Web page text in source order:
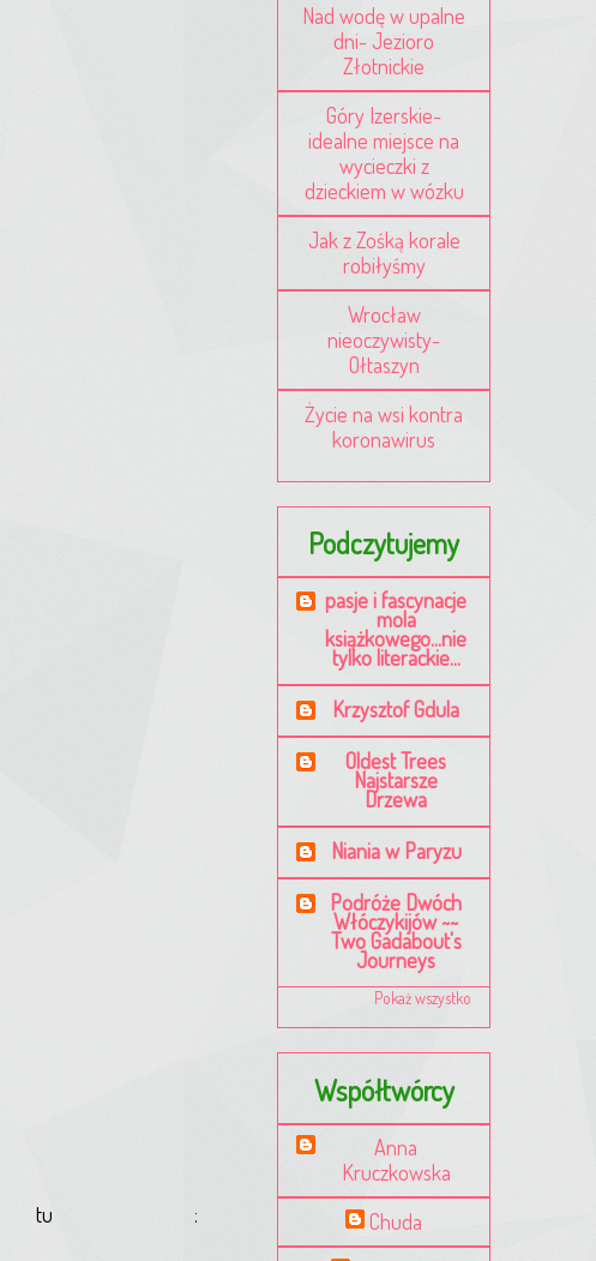
tu :
Nad wodę w upalne
dni- Jezioro
Złotnickie
Góry Izerskie-
idealne miejsce na
wycieczki z
dzieckiem w wózku
Jak z Zośką korale
robiłyśmy
Wrocław
nieoczywisty-
Ołtaszyn
Życie na wsi kontra
koronawirus
Podczytujemy
pasje i fascynacje
mola
książkowego...nie
tylko literackie...
Krzysztof Gdula
Oldest Trees
Najstarsze
Drzewa
Niania w Paryzu
Podróże Dwóch
Włóczykijów ~~
Two Gadabout's
Journeys
Pokaż wszystko
Współtwórcy
Anna
Kruczkowska
Chuda